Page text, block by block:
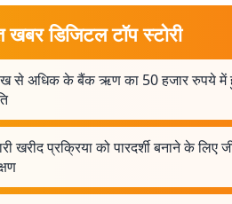
खबर डिजिटल टॉप स्टोरी
से अधिक के बैंक ऋण का 50 हजार रुपये में
खरीद प्रक्रिया को पारदर्शी बनाने के लिए